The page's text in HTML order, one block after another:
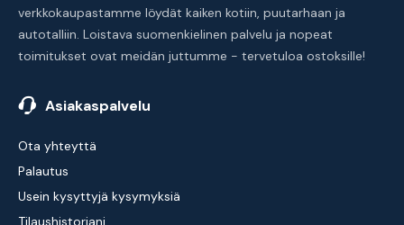
verkkokaupastamme löydät kaiken kotiin, puutarhaan ja
autotalliin. Loistava suomenkielinen palvelu ja nopeat
toimitukset ovat meidän juttumme - tervetuloa ostoksille!
Asiakaspalvelu
Ota yhteyttä
Palautus
Usein kysyttyjä kysymyksiä
Tilaushistoriani